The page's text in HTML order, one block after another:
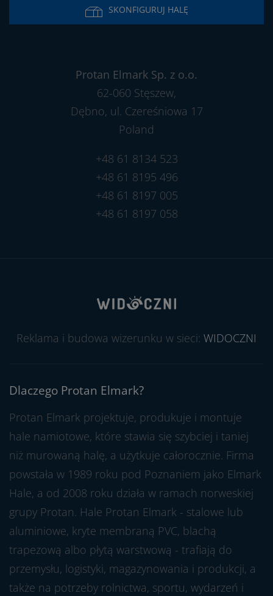
SKONFIGURUJ HALĘ
Protan Elmark Sp. z o.o.
62-060 Stęszew,
Dębno, ul. Czereśniowa 17
Poland
+48 61 8134 523
+48 61 8195 496
+48 61 8197 005
+48 61 8197 058
Reklama i budowa wizerunku w sieci: WIDOCZNI
Dlaczego Protan Elmark?
Protan Elmark projektuje, produkuje i montuje
hale namiotowe, które stawia się szybciej i taniej
niż murowaną halę, a użytkuje całorocznie. Firma
powstała w 1989 roku pod Poznaniem jako Elmark
Hale, a od 2008 roku działa w ramach norweskiej
grupy Protan. Hale Protan Elmark - stalowe lub
aluminiowe, kryte membraną PVC, blachą
trapezową albo płytą warstwową - trafiają do
przemysłu, logistyki, magazynowania i produkcji, a
także na potrzeby rolnictwa, sportu, wydarzeń i